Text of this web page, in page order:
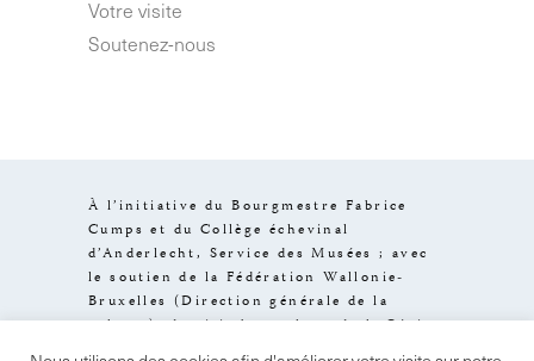
Votre visite
Soutenez-nous
À l’initiative du Bourgmestre Fabrice
Cumps et du Collège échevinal
d’Anderlecht, Service des Musées ; avec
le soutien de la Fédération Wallonie-
Bruxelles (Direction générale de la
culture), de visit.brussels et de la Région
de Bruxelles-Capitale.